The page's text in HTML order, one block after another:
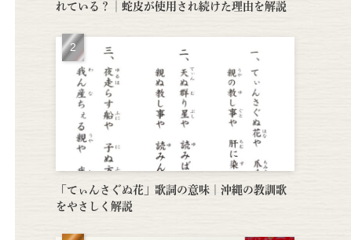
れている？│蛇皮が使用され続けた理由を解説
「てぃんさぐぬ花」歌詞の意味｜沖縄の教訓歌
をやさしく解説